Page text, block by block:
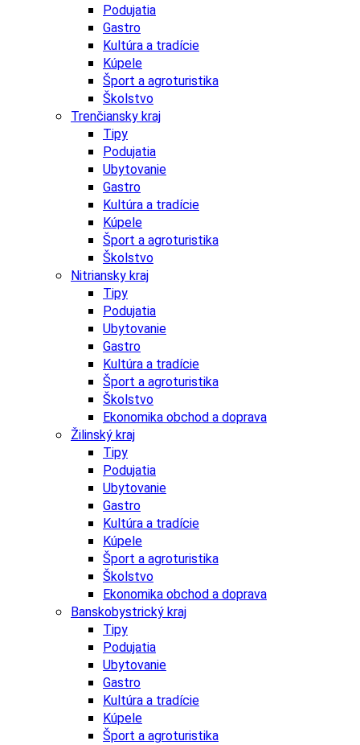
Podujatia
Gastro
Kultúra a tradície
Kúpele
Šport a agroturistika
Školstvo
Trenčiansky kraj
Tipy
Podujatia
Ubytovanie
Gastro
Kultúra a tradície
Kúpele
Šport a agroturistika
Školstvo
Nitriansky kraj
Tipy
Podujatia
Ubytovanie
Gastro
Kultúra a tradície
Šport a agroturistika
Školstvo
Ekonomika obchod a doprava
Žilinský kraj
Tipy
Podujatia
Ubytovanie
Gastro
Kultúra a tradície
Kúpele
Šport a agroturistika
Školstvo
Ekonomika obchod a doprava
Banskobystrický kraj
Tipy
Podujatia
Ubytovanie
Gastro
Kultúra a tradície
Kúpele
Šport a agroturistika